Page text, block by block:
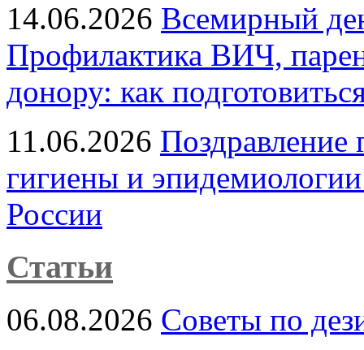
14.06.2026 Всемирный
Профилактика ВИЧ,
донору: как
11.06.2026 Поздравление
гигиены и
России
Статьи
06.08.2026 Советы по